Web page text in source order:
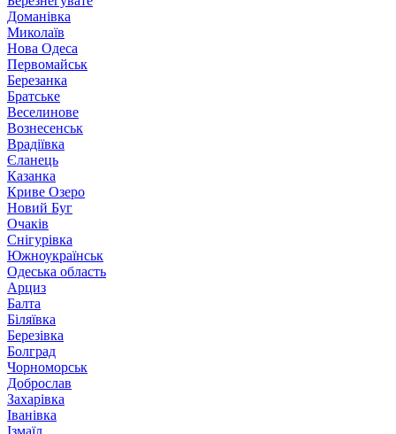
Доманівка
Миколаїв
Нова Одеса
Первомайськ
Березанка
Братське
Веселинове
Вознесенськ
Врадіївка
Єланець
Казанка
Криве Озеро
Новий Буг
Очаків
Снігурівка
Южноукраїнськ
Одеська область
Арциз
Балта
Біляївка
Березівка
Болград
Чорноморськ
Доброслав
Захарівка
Іванівка
Ізмаїл